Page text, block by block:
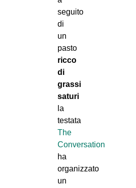
seguito
di
un
pasto
ricco
di
grassi
saturi
la
testata
The
Conversation
ha
organizzato
un